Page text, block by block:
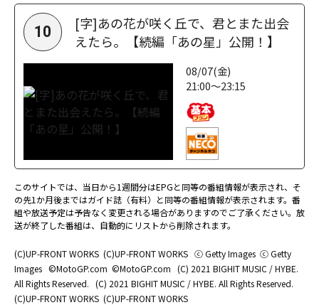
10
[字]あの花が咲く丘で、君とまた出会
えたら。【続編「あの星」公開！】
08/07(金)
21:00～23:15
このサイトでは、当日から1週間分はEPGと同等の番組情報が表示され、そ
の先1か月後まではガイド誌（有料）と同等の番組情報が表示されます。番
組や放送予定は予告なく変更される場合がありますのでご了承ください。放
送が終了した番組は、自動的にリストから削除されます。
(C)UP-FRONT WORKS (C)UP-FRONT WORKS ⓒ Getty Images ⓒ Getty
Images ©MotoGP.com ©MotoGP.com (C) 2021 BIGHIT MUSIC / HYBE.
All Rights Reserved. (C) 2021 BIGHIT MUSIC / HYBE. All Rights Reserved.
(C)UP-FRONT WORKS (C)UP-FRONT WORKS